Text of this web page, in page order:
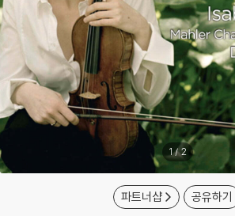
1/2
파트너샵 공유하기